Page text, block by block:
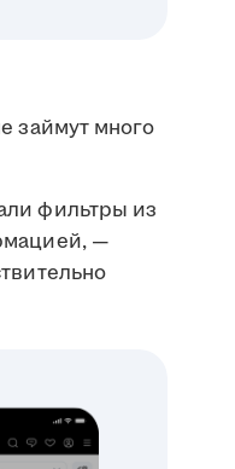
займут много
фильтры из
—